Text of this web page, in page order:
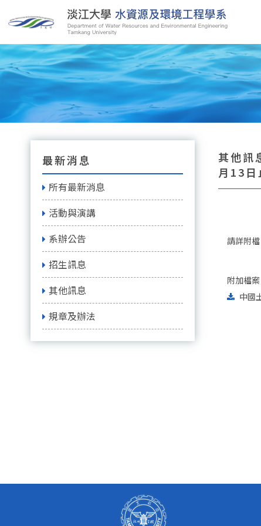
最新消息
所有最新消息
活動與演講
系辦公告
招生訊息
其他訊息
規章及辦法
其他訊
月13日
請詳附檔
附加檔案
中國